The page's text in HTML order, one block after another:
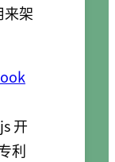
来架
开
利